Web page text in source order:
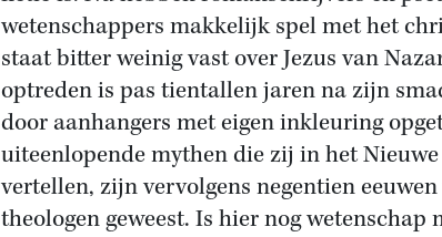
wetenschappers makkelijk spel met het
staat bitter weinig vast over Jezus van
optreden is pas tientallen jaren na zijn
door aanhangers met eigen inkleuring
uiteenlopende mythen die zij in het
vertellen, zijn vervolgens negentien
theologen geweest. Is hier nog wetenschap